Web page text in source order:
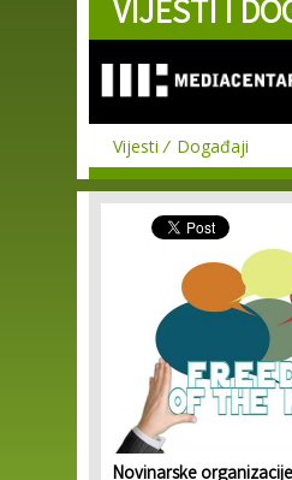
Skip to
main
VIJESTI I
Vijesti Događaji